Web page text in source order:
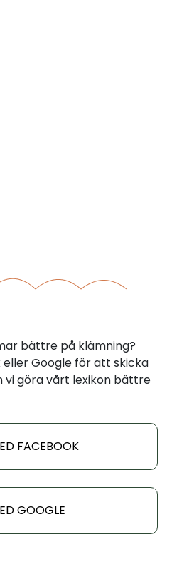
bättre på klämning?
eller Google för att skicka
vi göra vårt lexikon bättre
FACEBOOK
GOOGLE